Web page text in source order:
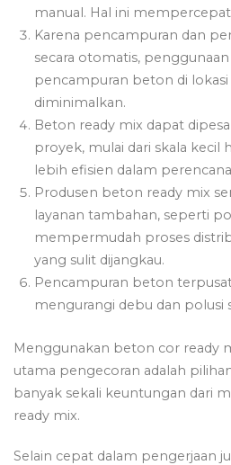
manual. Hal ini
Karena pencampuran dan
secara otomatis,
pencampuran beton di
diminimalkan.
Beton ready mix dapat
proyek, mulai dari skala kecil
lebih efisien dalam
Produsen beton ready mix
layanan tambahan, seperti
mempermudah proses
yang sulit dijangkau.
Pencampuran beton
mengurangi debu dan polusi
Menggunakan beton cor ready
utama pengecoran adalah
banyak sekali keuntungan dari
ready mix.
Selain cepat dalam pengerjaan